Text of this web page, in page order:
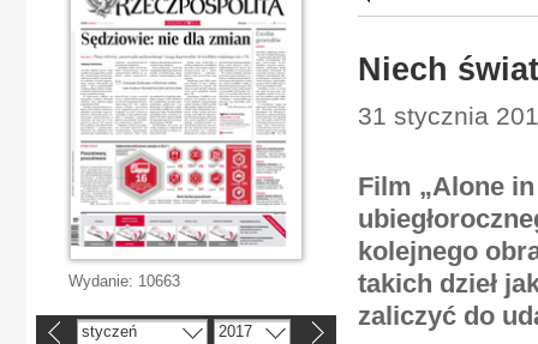
Niech
31 stycznia
Film „Alone
kolejnego
takich dzieł
zaliczyć do
Wydanie: 10663
styczeń 2017